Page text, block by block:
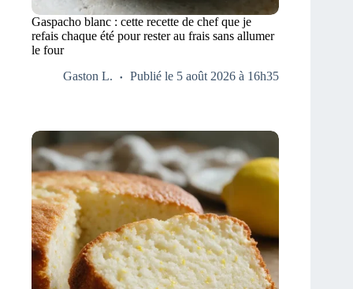
Gaspacho blanc : cette recette de chef que je
refais chaque été pour rester au frais sans allumer
le four
Gaston L.
Publié le 5 août 2026 à 16h35